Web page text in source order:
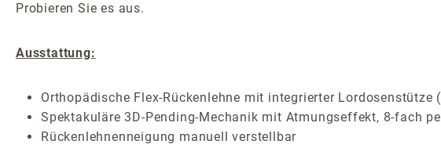
Probieren Sie es aus.
Ausstattung:
Orthopädische Flex-Rückenlehne mit integrierter Lordosenstütze
Spektakuläre 3D-Pending-Mechanik mit Atmungseffekt, 8-fach
Rückenlehnenneigung manuell verstellbar